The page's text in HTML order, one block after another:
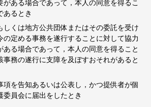
がある場合であって，本人の同意を得るこ
あるとき
しくは地方公共団体またはその委託を受け
の定める事務を遂行することに対して協力
ある場合であって，本人の同意を得ること
事務の遂行に支障を及ぼすおそれがあると
項を告知あるいは公表し，かつ提供者が個
委員会に届出をしたとき